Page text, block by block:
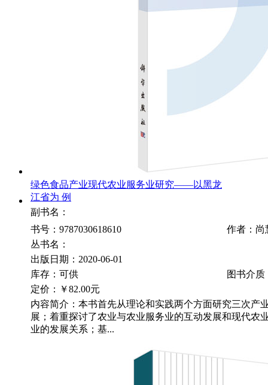
绿色食品产业现代农业服务业研究——以黑龙
江省为 例
副书名：
书号：9787030618610
作者：尚
丛书名：
出版日期：2020-06-01
库存：可供
图书介质
定价：
￥82.00元
内容简介：本书首先从理论和实践两个方面研究三次产
展；着重探讨了农业与农业服务业的互动发展和现代农
业的发展关系；基...